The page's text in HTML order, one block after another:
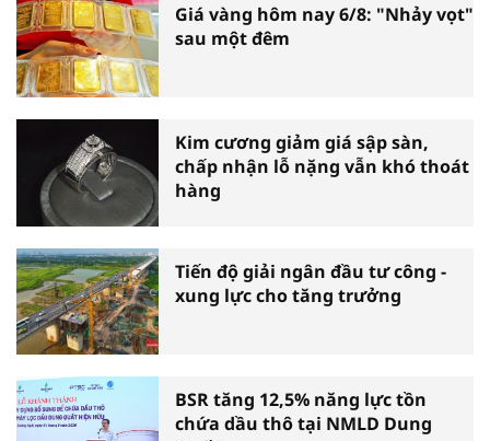
Giá vàng hôm nay 6/8: "Nhảy vọt"
sau một đêm
Kim cương giảm giá sập sàn,
chấp nhận lỗ nặng vẫn khó thoát
hàng
Tiến độ giải ngân đầu tư công -
xung lực cho tăng trưởng
BSR tăng 12,5% năng lực tồn
chứa dầu thô tại NMLD Dung